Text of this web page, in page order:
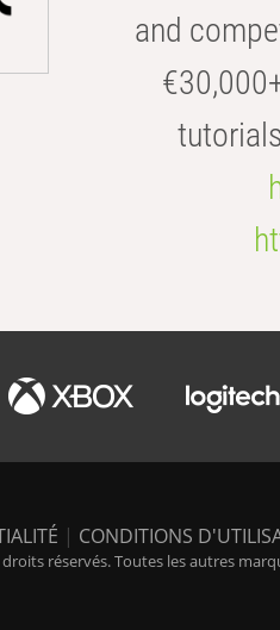
and
| CONDITIONS
réservés. Toutes les autres